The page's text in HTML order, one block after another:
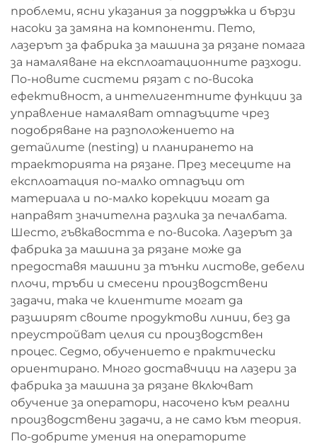
проблеми, ясни указания за поддръжка и бързи
насоки за замяна на компоненти. Пето,
лазерът за фабрика за машина за рязане помага
за намаляване на експлоатационните разходи.
По-новите системи рязат с по-висока
ефективност, а интелигентните функции за
управление намаляват отпадъците чрез
подобряване на разположението на
детайлите (nesting) и планирането на
траекторията на рязане. През месеците на
експлоатация по-малко отпадъци от
материала и по-малко корекции могат да
направят значителна разлика за печалбата.
Шесто, гъвкавостта е по-висока. Лазерът за
фабрика за машина за рязане може да
предоставя машини за тънки листове, дебели
плочи, тръби и смесени производствени
задачи, така че клиентите могат да
разширят своите продуктови линии, без да
преустройват целия си производствен
процес. Седмо, обучението е практически
ориентирано. Много доставчици на лазери за
фабрика за машина за рязане включват
обучение за оператори, насочено към реални
производствени задачи, а не само към теория.
По-добрите умения на операторите